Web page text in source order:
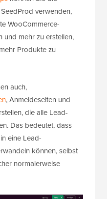
verwenden,
WooCommerce-
und mehr zu erstellen,
Produkte zu
auch,
, Anmeldeseiten und
die alle Lead-
Das bedeutet, dass
eine Lead-
können, selbst
normalerweise